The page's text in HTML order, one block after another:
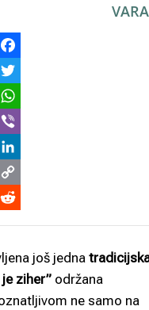
još jedna
ziher” održana
ne samo na